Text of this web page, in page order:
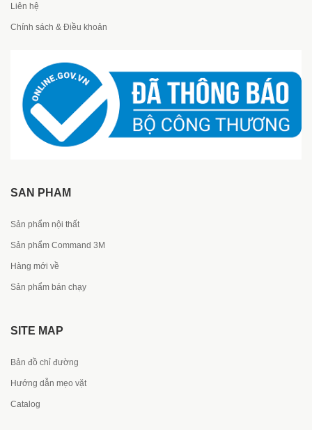
Liên hệ
Chính sách & Điều khoản
SẢN PHẨM
Sản phẩm nội thất
Sản phẩm Command 3M
Hàng mới về
Sản phẩm bán chạy
SITE MAP
Bản đồ chỉ đường
Hướng dẫn mẹo vặt
Catalog